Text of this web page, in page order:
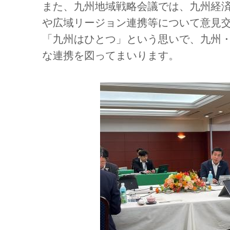
また、九州地域戦略会議では、九州経
や広域リージョン連携等について意見
「九州はひとつ」という思いで、九
な連携を図ってまいります。